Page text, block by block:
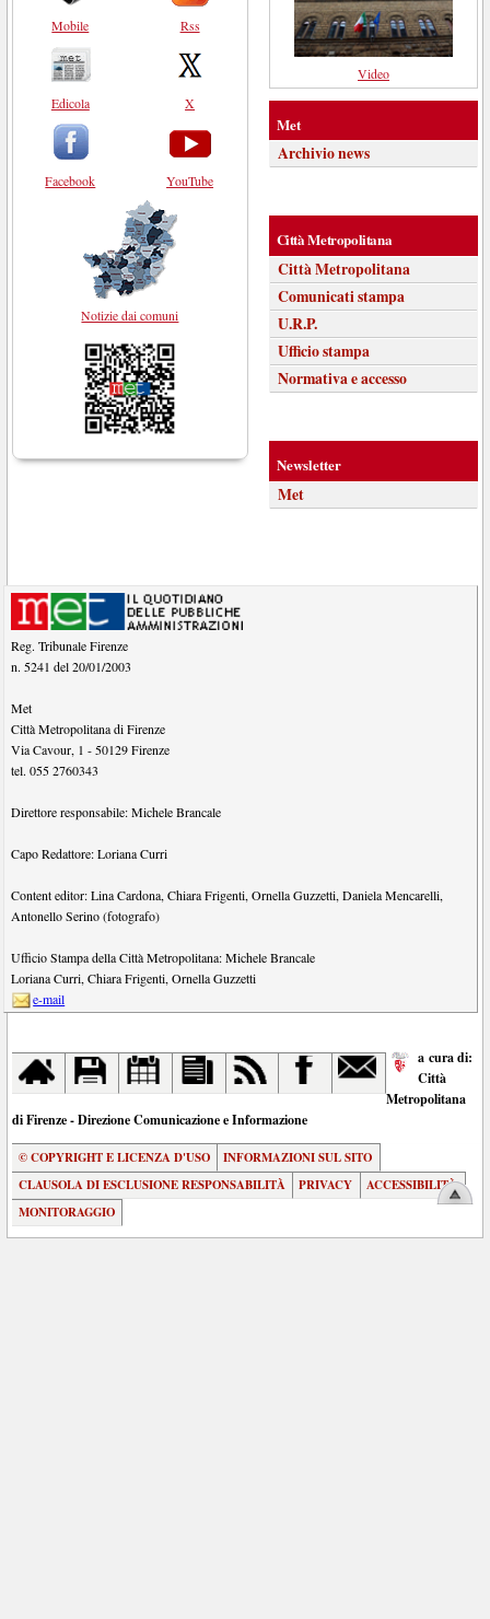
Mobile
Edicola
Facebook
Rss
X
YouTube
Notizie dai comuni
Video
Met
Archivio news
Città Metropolitana
Città Metropolitana
Comunicati stampa
U.R.P.
Ufficio stampa
Normativa e accesso
Newsletter
Met
Reg. Tribunale Firenze
n. 5241 del 20/01/2003
Met
Città Metropolitana di Firenze
Via Cavour, 1 - 50129 Firenze
tel.055 2760343
Direttore responsabile:Michele Brancale
Capo Redattore:Loriana Curri
Content editor:Lina Cardona,Chiara Frigenti,Ornella Guzzetti,Daniela Mencarelli,
Antonello Serino (fotografo)
Ufficio Stampa della Città Metropolitana:Michele Brancale
Loriana Curri,Chiara Frigenti,Ornella Guzzetti
e-mail
a cura di:
Città
Metropolitana
di Firenze - Direzione Comunicazione e Informazione
© COPYRIGHT E LICENZA D'USO
INFORMAZIONI SUL SITO
CLAUSOLA DI ESCLUSIONE RESPONSABILITÀ
PRIVACY
ACCESSIBILITÀ
MONITORAGGIO